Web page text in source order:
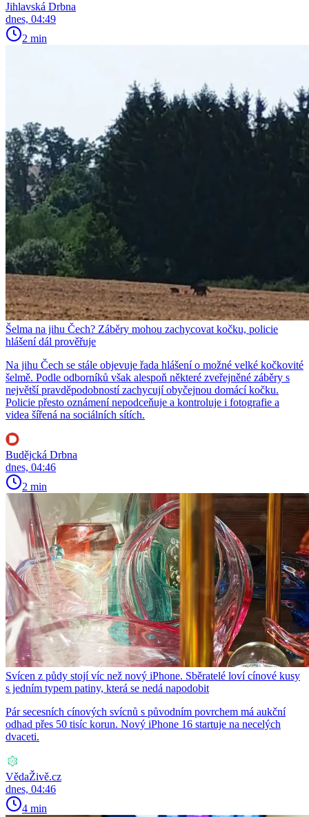
Jihlavská Drbna
dnes, 04:49
2 min
Šelma na jihu Čech? Záběry mohou zachycovat kočku, policie
hlášení dál prověřuje
Na jihu Čech se stále objevuje řada hlášení o možné velké kočkovité
šelmě. Podle odborníků však alespoň některé zveřejněné záběry s
největší pravděpodobností zachycují obyčejnou domácí kočku.
Policie přesto oznámení nepodceňuje a kontroluje i fotografie a
videa šířená na sociálních sítích.
Budějcká Drbna
dnes, 04:46
2 min
Svícen z půdy stojí víc než nový iPhone. Sběratelé loví cínové kusy
s jedním typem patiny, která se nedá napodobit
Pár secesních cínových svícnů s původním povrchem má aukční
odhad přes 50 tisíc korun. Nový iPhone 16 startuje na necelých
dvaceti.
VědaŽivě.cz
dnes, 04:46
4 min